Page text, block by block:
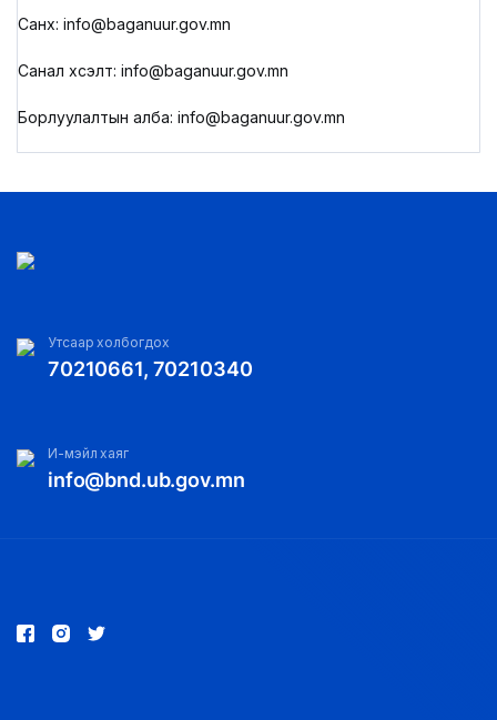
Санхүү: info@baganuur.gov.mn
Санал хүсэлт: info@baganuur.gov.mn
Борлуулалтын алба: info@baganuur.gov.mn
Утсаар холбогдох
70210661, 70210340
И-мэйл хаяг
info@bnd.ub.gov.mn